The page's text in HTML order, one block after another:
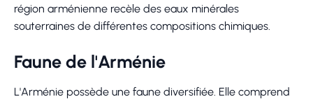
région arménienne recèle des eaux minérales
souterraines de différentes compositions chimiques.
Faune de l'Arménie
L'Arménie possède une faune diversifiée. Elle comprend